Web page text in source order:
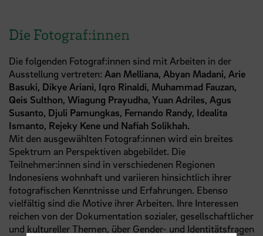
Die Fotograf:innen
Die folgenden Fotograf:innen sind mit Arbeiten in der
Ausstellung vertreten: Aan Melliana, Abyan Madani, Arie
Basuki, Dikye Ariani, Iqro Rinaldi, Muhammad Fauzan,
Qeis Sulthon, Wiagung Prayudha, Yuan Adriles, Agus
Susanto, Djuli Pamungkas, Fernando Randy, Idealita
Ismanto, Rejeky Kene und Nafiah Solikhah.
Mit den ausgewählten Fotograf:innen wird ein breites
Spektrum an Perspektiven abgebildet. Die
Teilnehmer:innen sind in verschiedenen Regionen
Indonesiens wohnhaft und variieren hinsichtlich ihrer
fotografischen Kenntnisse und Erfahrungen. Ebenso
vielfältig sind die Motive ihrer Arbeiten. Ihre Interessen
reichen von der Dokumentation sozialer, gesellschaftlicher
und kultureller Themen, über Gender- und Identitätsfragen